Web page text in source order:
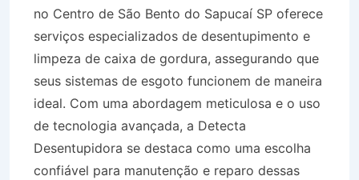
no Centro de São Bento do Sapucaí SP oferece
serviços especializados de desentupimento e
limpeza de caixa de gordura, assegurando que
seus sistemas de esgoto funcionem de maneira
ideal. Com uma abordagem meticulosa e o uso
de tecnologia avançada, a Detecta
Desentupidora se destaca como uma escolha
confiável para manutenção e reparo dessas